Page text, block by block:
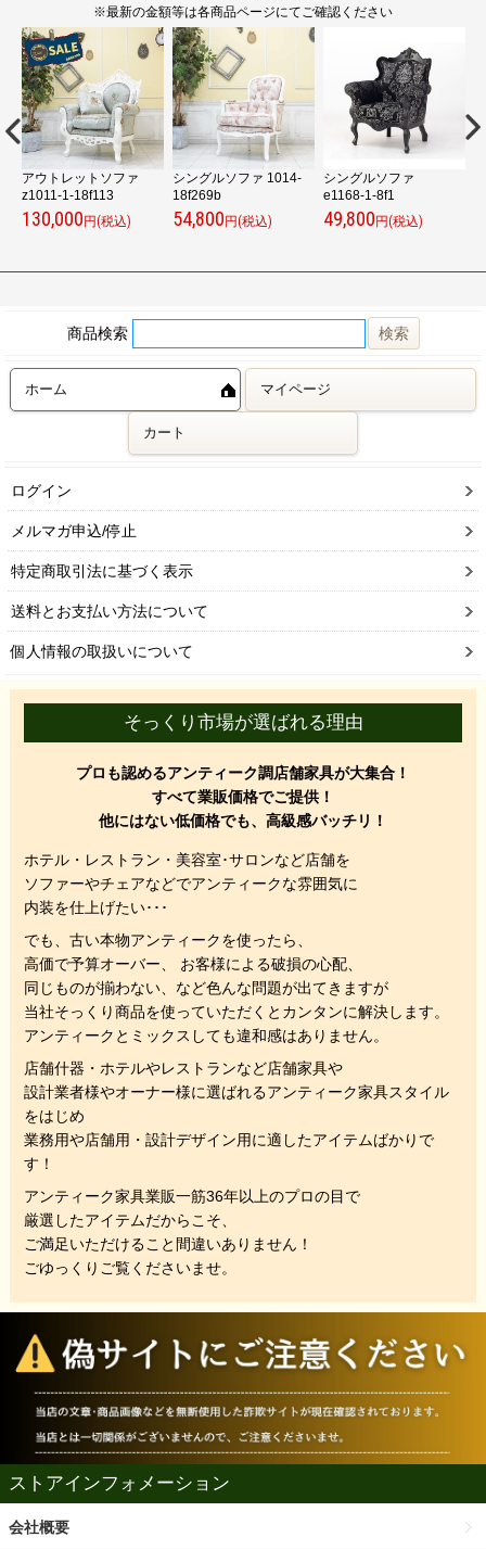
※最新の金額等は各商品ページにてご確認ください
アウトレットソファ
z1011-1-18f113
130,000 円(税込)
シングルソファ 1014-
18f269b
54,800 円(税込)
シングルソファ
e1168-1-8f1
49,800 円(税込)
商品検索
ホーム マイページ
カート
ログイン
メルマガ申込/停止
特定商取引法に基づく表示
送料とお支払い方法について
個人情報の取扱いについて
そっくり市場が選ばれる理由
プロも認めるアンティーク調店舗家具が大集合！
すべて業販価格でご提供！
他にはない低価格でも、高級感バッチリ！
ホテル・レストラン・美容室･サロンなど店舗を
ソファーやチェアなどでアンティークな雰囲気に
内装を仕上げたい･･･
でも、 古い本物アンティークを使ったら、
高価で予算オーバー、 お客様による破損の心配、
同じものが揃わない、 など色んな問題が出てきますが
当社そっくり商品を使っていただくと カンタンに解決します。
アンティークとミックスしても違和感はありません。
店舗什器・ホテルやレストランなど店舗家具や
設計業者様やオーナー様に選ばれるアンティーク家具スタイル
をはじめ
業務用や店舗用・設計デザイン用に適したアイテムばかりで
す！
アンティーク家具業販一筋36年以上のプロの目で
厳選したアイテムだからこそ、
ご満足いただけること間違いありません！
ごゆっくりご覧くださいませ。
ストアインフォメーション
会社概要